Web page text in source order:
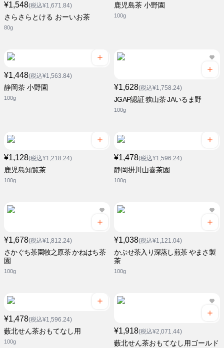
¥1,548(税込¥1,671.84)
さらさらとける おーいお茶
80g
鹿児島茶 小野園
100g
¥1,448(税込¥1,563.84)
静岡茶 小野園
100g
¥1,628(税込¥1,758.24)
JGAP認証 狭山茶 JAいるま野
100g
¥1,128(税込¥1,218.24)
鹿児島知覧茶
100g
¥1,478(税込¥1,596.24)
静岡掛川山喜茶園
100g
¥1,678(税込¥1,812.24)
さかぐち茶園牧之原茶 かねはち茶
園
100g
¥1,038(税込¥1,121.04)
かぶせ茶入り深蒸し煎茶 やまさ製
茶
100g
¥1,478(税込¥1,596.24)
藪北せん茶おもてなし用
100g
¥1,918(税込¥2,071.44)
藪北せん茶おもてなし用ゴールド